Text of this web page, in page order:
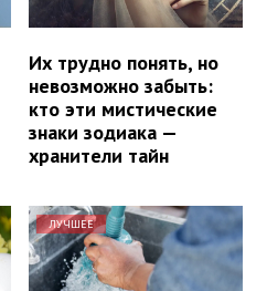
Их трудно понять, но
невозможно забыть:
кто эти мистические
знаки зодиака —
хранители тайн
ЛУЧШЕЕ